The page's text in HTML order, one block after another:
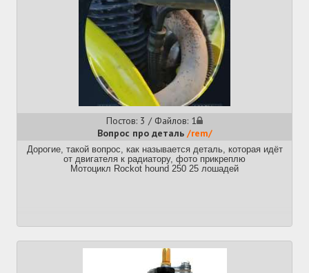
работал так и не работает, например. Вот я тоже откуда знаю
в шестерёнке какой-нибудь дело или в чём то другом? Откуда
я должен знать в чём дело? Ну и они тоже сидят голову
ломают пока свой пердолёт чинят, методом тыка.
Господа, поймите меня правильно, единственное, чем я
управлял за всю жизнь это техникой из World Of Tanks. Я в
душе не ебу как чинить мотоциклы и на что обращать
внимание, мне даже 2т или 4т ни о чём не говорит.
Вот с таким уровнем понимания я к вам пришел и хочу понять,
как мне начать разбираться в этом всём. Ну очень хочу
купить мотоцикл и кататься по мухосранску. И чинить его,
сам его буду чинить, либо никто не починит.
Постов: 3 / Файлов: 1
Вопрос про деталь /rem/
Дорогие, такой вопрос, как называется деталь, которая идёт
от двигателя к радиатору, фото прикреплю
Мотоцикл Rockot hound 250 25 лошадей